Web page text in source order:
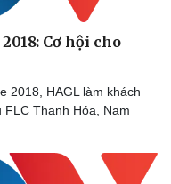
Đời sống
Tình yêu - Gia đình
Cơ hội cho
2018, HAGL làm khách
Thanh Hóa, Nam